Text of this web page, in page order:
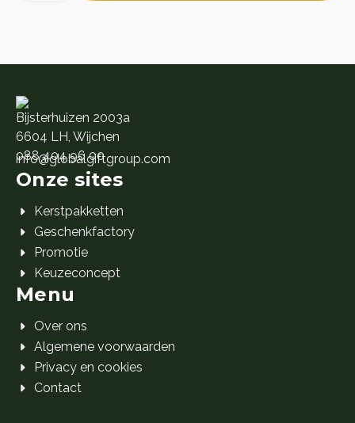
Bijsterhuizen 2003a
6604 LH, Wijchen
088 404 96 00
info@globalgiftgroup.com
Onze sites
Kerstpakketten
Geschenkfactory
Promotie
Keuzeconcept
Menu
Over ons
Algemene voorwaarden
Privacy en cookies
Contact